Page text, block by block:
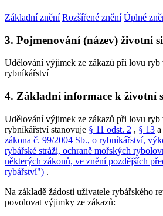
Základní znění Rozšířené znění Úplné
3. Pojmenování (název) životní
Udělování výjimek ze zákazů při lovu ryb
rybníkářství
4. Základní informace k životní
Udělování výjimek ze zákazů při lovu ryb
rybníkářství stanovuje § 11 odst. 2 , § 13 a
zákona č. 99/2004 Sb., o rybníkářství,
rybářské stráži, ochraně mořských
některých zákonů, ve znění pozdějších
rybářství") .
Na základě žádosti uživatele rybářského
povolovat výjimky ze zákazů: